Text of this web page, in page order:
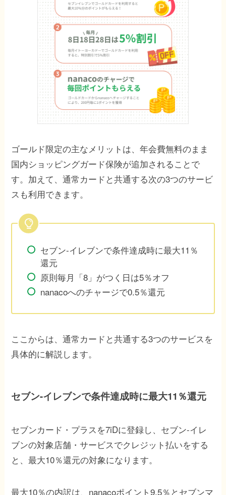
ゴールド限定の主なメリットは、年会費無料のまま
国内ショッピングガード保険が追加されることで
す。加えて、通常カードと共通する次の3つのサービ
スも利用できます。
セブン-イレブンで条件達成時に最大11％
還元
原則毎月「8」がつく日は5％オフ
nanacoへのチャージで0.5％還元
ここからは、通常カードと共通する3つのサービスを
具体的に解説します。
セブン-イレブンで条件達成時に最大11％還元
セブンカード・プラスを7iDに登録し、セブン-イレ
ブンの対象店舗・サービスでクレジット払いをする
と、最大10％還元の対象になります。
最大10％の内訳は、nanacoポイント9.5％とセブンマ